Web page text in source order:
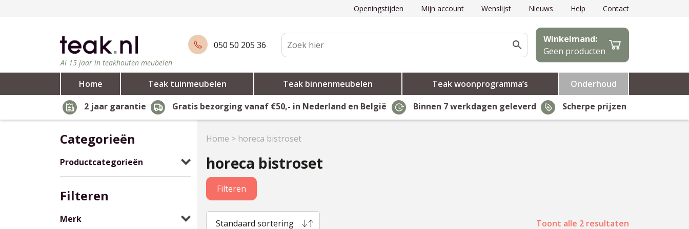
Openingstijden Mijn account Wenslijst Nieuws Help Contact
Al 15 jaar in teakhouten meubelen
050 50 205 36
Winkelmand:
Geen producten
Home Teak tuinmeubelen Teak binnenmeubelen Teak woonprogramma’s
Onderhoud
2 jaar garantie
Gratis bezorging vanaf €50,- in Nederland en België Binnen 7 werkdagen geleverd Scherpe prijzen
Categorieën
Productcategorieën
Filteren
Merk
Home > horeca bistroset
horeca bistroset
Filteren
Standaard sortering Toont alle 2 resultaten